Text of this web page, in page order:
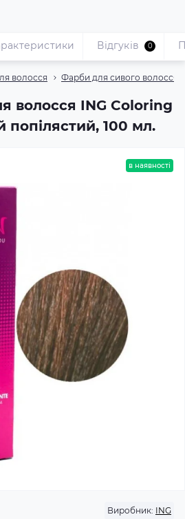
волосся Фарби для сивого волосся
волосся ING Coloring
попілястий, 100 мл.
Відгуків 0
в наявності
Виробник: ING